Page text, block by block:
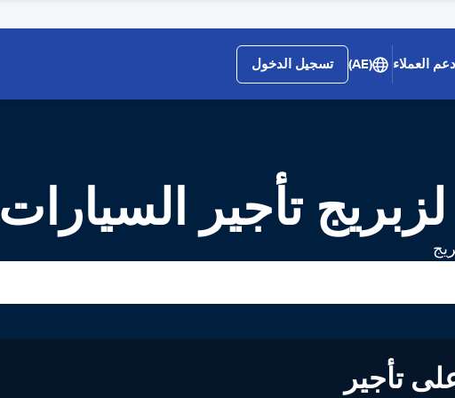
دعم العملاء (AE) تسجيل الدخول
تأجير السيارات
إلى 20% على تأجير